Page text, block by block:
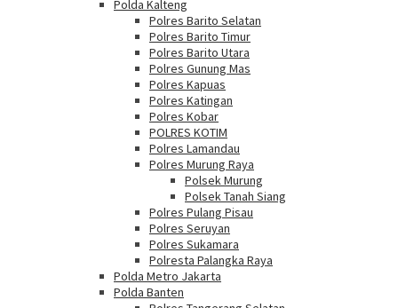
Polda Kalteng
Polres Barito Selatan
Polres Barito Timur
Polres Barito Utara
Polres Gunung Mas
Polres Kapuas
Polres Katingan
Polres Kobar
POLRES KOTIM
Polres Lamandau
Polres Murung Raya
Polsek Murung
Polsek Tanah Siang
Polres Pulang Pisau
Polres Seruyan
Polres Sukamara
Polresta Palangka Raya
Polda Metro Jakarta
Polda Banten